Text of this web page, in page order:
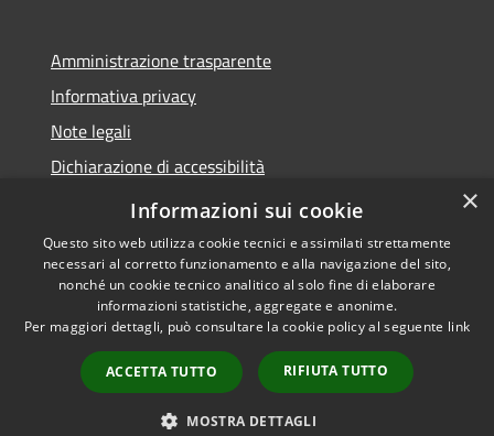
Amministrazione trasparente
Informativa privacy
Note legali
Dichiarazione di accessibilità
Privacy e protezione dei dati
Accessibilità
Copyright © 2026 • Comune di
Carini • Powered by
Municipium•
Accesso
redazione
×
Informazioni sui cookie
Questo sito web utilizza cookie tecnici e assimilati strettamente
necessari al corretto funzionamento e alla navigazione del sito,
nonché un cookie tecnico analitico al solo fine di elaborare
informazioni statistiche, aggregate e anonime.
Per maggiori dettagli, può consultare la cookie policy al seguente link
ACCETTA TUTTO RIFIUTA TUTTO
MOSTRA DETTAGLI